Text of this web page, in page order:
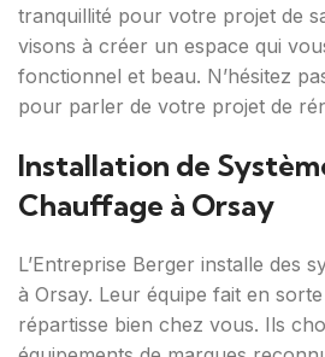
tranquillité pour votre projet de
visons à créer un espace qui
fonctionnel et beau. N’hésitez
pour parler de votre projet de
Installation de
Chauffage à Orsay
L’Entreprise Berger installe des
à Orsay. Leur équipe fait en
répartisse bien chez vous. Ils